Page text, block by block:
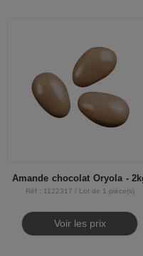
Amande chocolat Oryola -
Réf : 1122317 / Lot de 1 pièce(s)
Voir les prix